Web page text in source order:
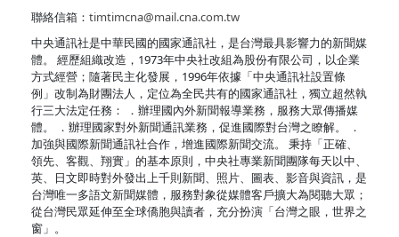
聯絡信箱： timtimcna@mail.cna.com.tw
中央通訊社是中華民國的國家通訊社，是台灣最具影響力的新聞媒
體。 經歷組織改造，1973年中央社改組為股份有限公司，以企業
方式經營；隨著民主化發展，1996年依據「中央通訊社設置條
例」改制為財團法人，定位為全民共有的國家通訊社，獨立超然執
行三大法定任務： ．辦理國內外新聞報導業務，服務大眾傳播媒
體。 ．辦理國家對外新聞通訊業務，促進國際對台灣之瞭解。 ．
加強與國際新聞通訊社合作，增進國際新聞交流。 秉持「正確、
領先、客觀、翔實」的基本原則，中央社專業新聞團隊每天以中、
英、日文即時對外發出上千則新聞、照片、圖表、影音與資訊，是
台灣唯一多語文新聞媒體，服務對象從媒體客戶擴大為閱聽大眾；
從台灣民眾延伸至全球僑胞與讀者，充分扮演「台灣之眼，世界之
窗」。